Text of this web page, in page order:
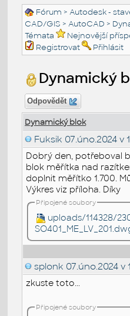
Fórum >Autodesk -
CAD/GIS >AutoCAD >
Témata
Nejnovější
Registrovat
Přihlásit
Dynamický
Odpovědět
Dynamický blok
Fuksik 07.úno.2024 v
Dobrý den, potřeboval
blok měřítka nad
doplnit měřítko 1.700.
Výkres viz příloha. Díky
Připojené soubory
uploads/114328/
splonk 07.úno.2024 v
zkuste toto...
Připojené soubory